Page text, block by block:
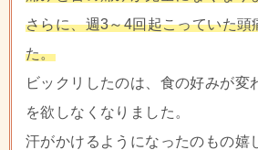
さらに、週3～4回起こっていた頭
た。
ビックリしたのは、食の好みが変
を欲しなくなりました。
汗がかけるようになったのもの嬉